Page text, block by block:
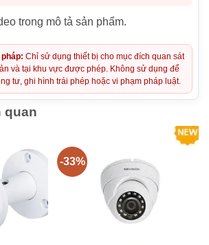
trong mô tả sản phẩm.
Chỉ sử dụng thiết bị cho mục đích quan sát
và tại khu vực được phép. Không sử dụng để
tư, ghi hình trái phép hoặc vi phạm pháp luật.
quan
-33%